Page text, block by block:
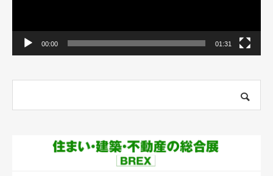
00:00 01:31